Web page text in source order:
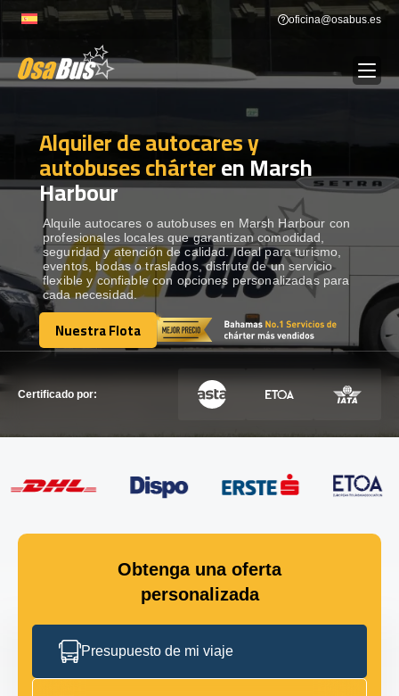
to
oficina@osabus.es
ALQUILER DE AUTOCARES
DESTINOS Show dropdown
RECORRIDAS Show dropdown
FLOTA
Alquiler de autocares y
autobuses chárteren Marsh
Harbour
Alquile autocares o autobuses en Marsh Harbour con
profesionales locales que garantizan comodidad,
seguridad y atención de calidad. Ideal para turismo,
eventos, bodas o traslados, disfrute de un servicio
flexible y confiable con opciones personalizadas para
cada necesidad.
Nuestra Flota
Nuestra Flota
Certificado por:
Obtenga una oferta
personalizada
Presupuesto de mi viaje